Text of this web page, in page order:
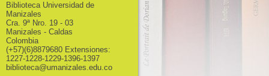
Biblioteca Universidad de
Manizales
Cra. 9ª Nro. 19 - 03
Manizales - Caldas
Colombia
(+57)(6)8879680 Extensiones:
1227-1228-1229-1396-1397
biblioteca@umanizales.edu.co